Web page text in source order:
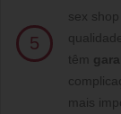
5
sex shop
têm
mais